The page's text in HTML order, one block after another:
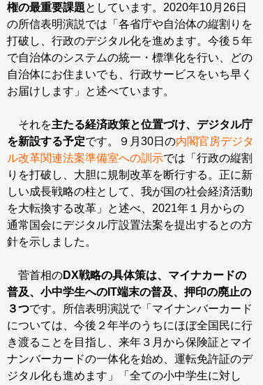
権の最重要課題としています。2020年10月26日
の所信表明演説では「各省庁や自治体の縦割りを
打破し、行政のデジタル化を進めます。今後５年
で自治体のシステムの統一・標準化を行い、どの
自治体にお住まいでも、行政サービスをいち早く
お届けします」と述べています。
それを主たる経済政策と位置づけ、デジタル庁
を新設する予定です。９月30日の内閣官房デジタ
ル改革関連法案準備室への訓示では「行政の縦割
りを打破し、大胆に規制改革を断行する。正に新
しい成長戦略の柱として、我が国の社会経済活動
を大転換する改革」と述べ、2021年１月からの
通常国会にデジタル庁設置法案を提出するとの方
針を示しました。
菅首相のDX戦略の具体策は、マイナカードの
普及、小中学生へのIT端末の普及、押印の廃止の
３つです。所信表明演説で「マイナンバーカード
については、今後２年半のうちにほぼ全国民に行
き渡ることを目指し、来年３月から保険証とマイ
ナンバーカードの一体化を始め、運転免許証のデ
ジタル化も進めます」「全ての小中学生に対し